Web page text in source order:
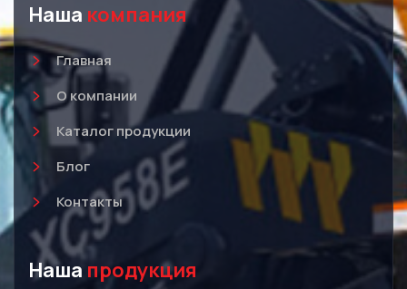
Наша компания
Главная
О компании
Каталог продукции
Блог
Контакты
Наша продукция